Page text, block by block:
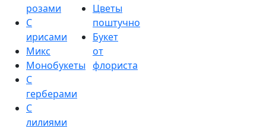
розами
С
ирисами
Микс
Монобукеты
С
герберами
С
лилиями
Цветы
поштучно
Букет
от
флориста